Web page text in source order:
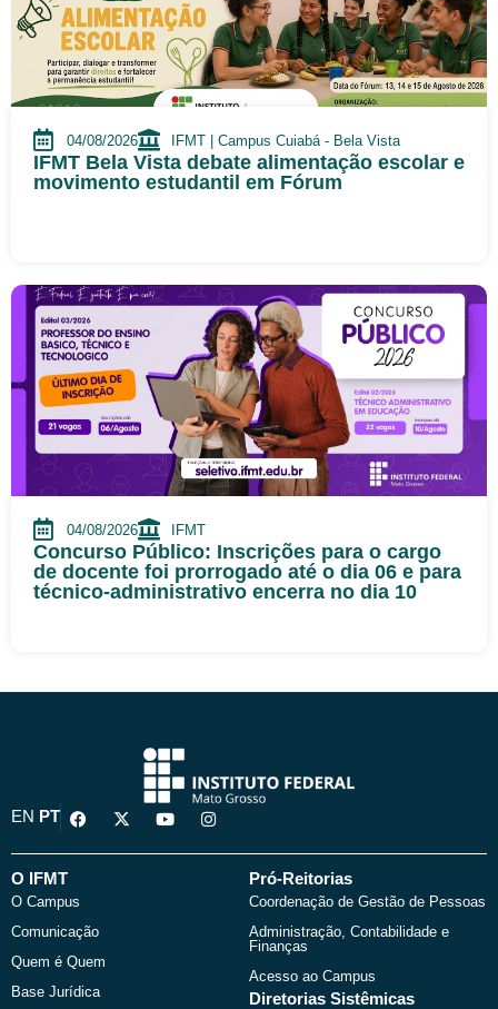
04/08/2026 IFMT | Campus Cuiabá - Bela Vista
IFMT Bela Vista debate alimentação escolar e
movimento estudantil em Fórum
04/08/2026 IFMT
Concurso Público: Inscrições para o cargo
de docente foi prorrogado até o dia 06 e para
técnico-administrativo encerra no dia 10
EN PT
F
a
e
o
k
X
-
w
Y
o
t
I
n
t
O IFMT
O Campus
Comunicação
Quem é Quem
Base Jurídica
Pró-Reitorias
Coordenação de Gestão de Pessoas
Administração, Contabilidade e
Finanças
Acesso ao Campus
Diretorias Sistêmicas